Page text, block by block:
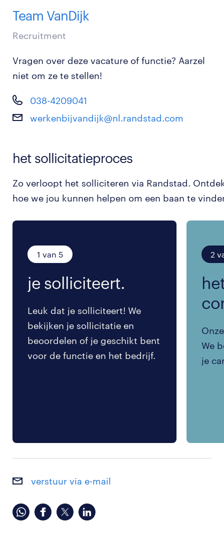
Team VanDijk
Recruitment
Vragen over deze vacature of functie? Aarzel
niet om ze te stellen!
038-4209041
werkenbijvandijk@nl.randstad.com
het sollicitatieproces
Zo verloopt het solliciteren via Randstad.
hoe we jou kunnen helpen om een baan te
1 van 5
je solliciteert.
Leuk dat je solliciteert! We
bekijken je sollicitatie en
beoordelen of je geschikt bent
voor de functie en het bedrijf.
2
We
je
verstuur via e-mail